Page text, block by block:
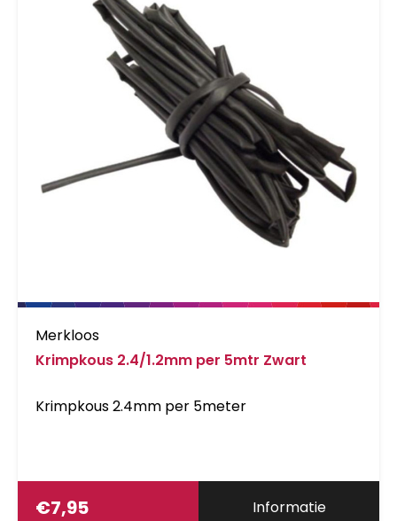
Merkloos
Krimpkous 2.4/1.2mm per 5mtr Zwart
Krimpkous 2.4mm per 5meter
€7,95 Informatie